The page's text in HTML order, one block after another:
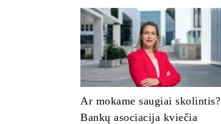
Ar mokame saugiai skolintis?
Bankų asociacija kviečia